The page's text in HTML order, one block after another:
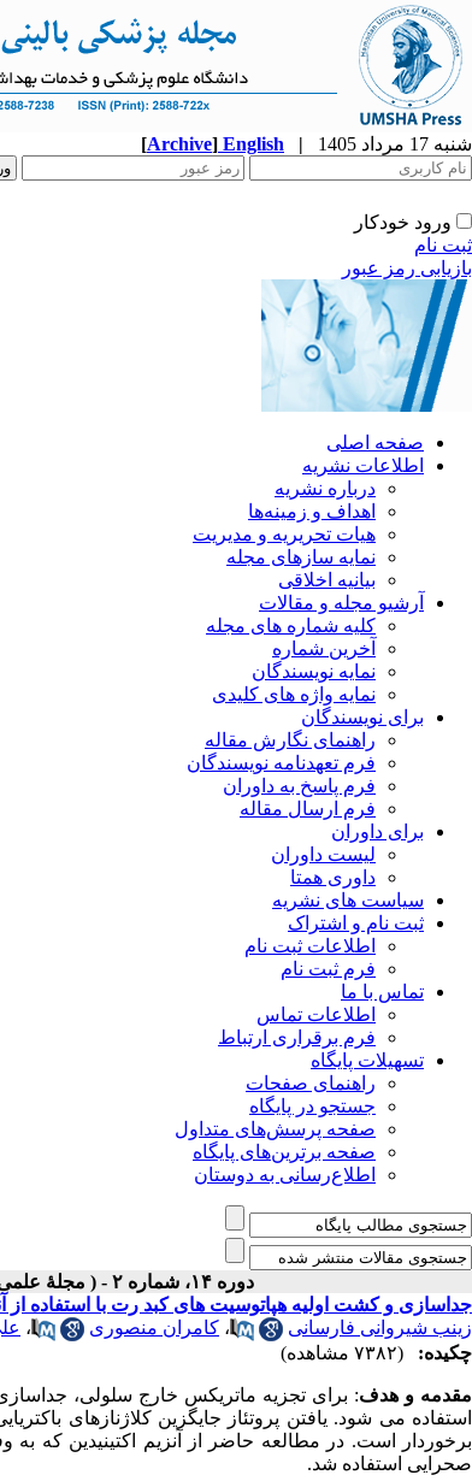
شنبه 17 مرداد 1405 |
English
[Archive]
ورود خودکار
ثبت نام
بازیابی رمز عبور
صفحه اصلی
اطلاعات نشریه
درباره نشریه
اهداف و زمینه‌ها
هیات تحریریه و مدیریت
نمایه سازهای مجله
بیانیه اخلاقی
آرشیو مجله و مقالات
کلیه شماره های مجله
آخرین شماره
نمایه نویسندگان
نمایه واژه های کلیدی
برای نویسندگان
راهنمای نگارش مقاله
فرم تعهدنامه نویسندگان
فرم پاسخ به داوران
فرم ارسال مقاله
برای داوران
لیست داوران
داوری همتا
سیاست های نشریه
ثبت نام و اشتراک
اطلاعات ثبت نام
فرم ثبت نام
تماس با ما
اطلاعات تماس
فرم برقراری ارتباط
تسهیلات پایگاه
راهنمای صفحات
جستجو در پایگاه
صفحه پرسش‌های متداول
صفحه برترین‌های پایگاه
اطلاع‌رسانی به دوستان
دوره ۱۴، شماره ۲ - ( مجلۀ علمی دانشگاه علوم پزشکی همدان-تابستان ۱۳۸۶ )
جداسازی و کشت اولیه هپاتوسیت های کبد رت با استفاده از
زینب شیروانی فارسانی
، کامران منصوری ،
چکیده:
(۷۳۸۲ مشاهده)
مقدمه و هدف: برای تجزیه ماتریکس خارج سلولی،
استفاده می شود. یافتن پروتئاز جایگزین کلاژنازهای
برخوردار است. در مطالعه حاضر از آنزیم اکتینیدین
صحرایی استفاده شد.